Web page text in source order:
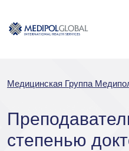
Медицинская Группа
степенью